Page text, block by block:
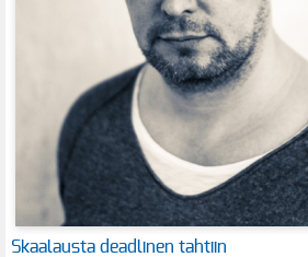
Skaalausta deadlinen tahtiin